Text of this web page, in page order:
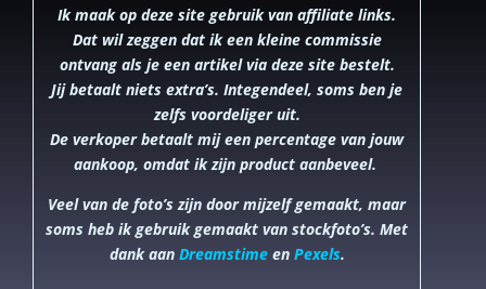
Ik maak op deze site gebruik van affiliate links.
Dat wil zeggen dat ik een kleine commissie
ontvang als je een artikel via deze site bestelt.
Jij betaalt niets extra’s. Integendeel, soms ben je
zelfs voordeliger uit.
De verkoper betaalt mij een percentage van jouw
aankoop, omdat ik zijn product aanbeveel.
Veel van de foto’s zijn door mijzelf gemaakt, maar
soms heb ik gebruik gemaakt van stockfoto’s. Met
dank aan Dreamstime en Pexels.